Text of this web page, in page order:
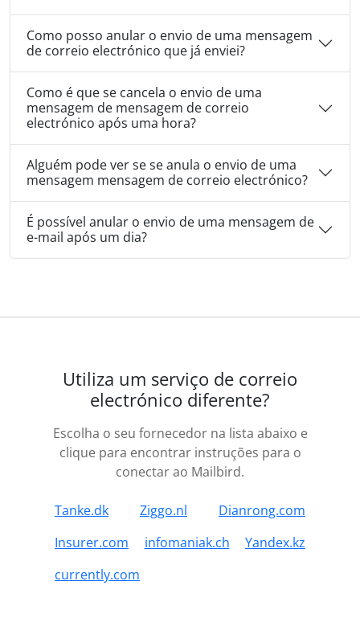
Como posso anular o envio de uma mensagem
de correio electrónico que já enviei?
Como é que se cancela o envio de uma
mensagem de mensagem de correio
electrónico após uma hora?
Alguém pode ver se se anula o envio de uma
mensagem mensagem de correio electrónico?
É possível anular o envio de uma mensagem de
e-mail após um dia?
Utiliza um serviço de correio
electrónico diferente?
Escolha o seu fornecedor na lista abaixo e
clique para encontrar instruções para o
conectar ao Mailbird.
Tanke.dk Ziggo.nl
Dianrong.com
Insurer.com
infomaniak.ch
Yandex.kz
currently.com